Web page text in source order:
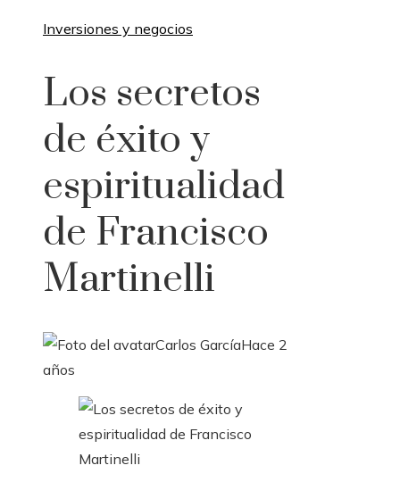
Inversiones y negocios
Los secretos
de éxito y
espiritualidad
de Francisco
Martinelli
Carlos GarcíaHace 2
años